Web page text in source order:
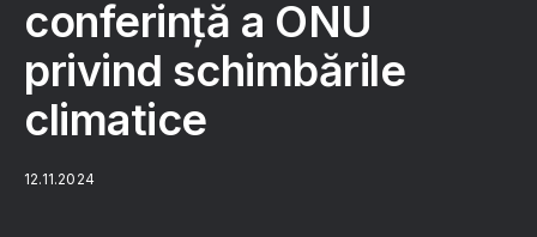
conferinţă a ONU
privind schimbările
climatice
12.11.2024